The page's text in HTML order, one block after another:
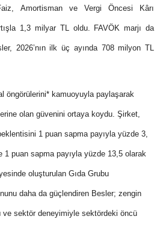
Amortisman ve Vergi Öncesi Kârı
1,3 milyar TL oldu. FAVÖK marjı da
2026’nın ilk üç ayında 708 milyon TL
öngörülerini* kamuoyuyla paylaşarak
olan güvenini ortaya koydu. Şirket,
1 puan sapma payıyla yüzde 3,
1 puan sapma payıyla yüzde 13,5 olarak
oluşturulan Gıda Grubu
daha da güçlendiren Besler; zengin
sektör deneyimiyle sektördeki öncü